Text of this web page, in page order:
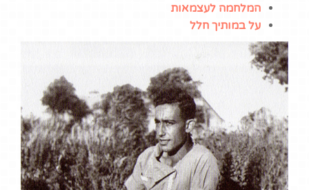
המלחמה לעצמאות
על במותיך חלל
(כמו כרום, פיירפוקס
לאובייקטים הגרפיים
באתר יש חלופה
טקסטואלית (alt).
האתר מאפשר שינוי גודל
הגופן על ידי שימוש
במקש CTRL וגלגלת
העכבר וכן בלחיצה על